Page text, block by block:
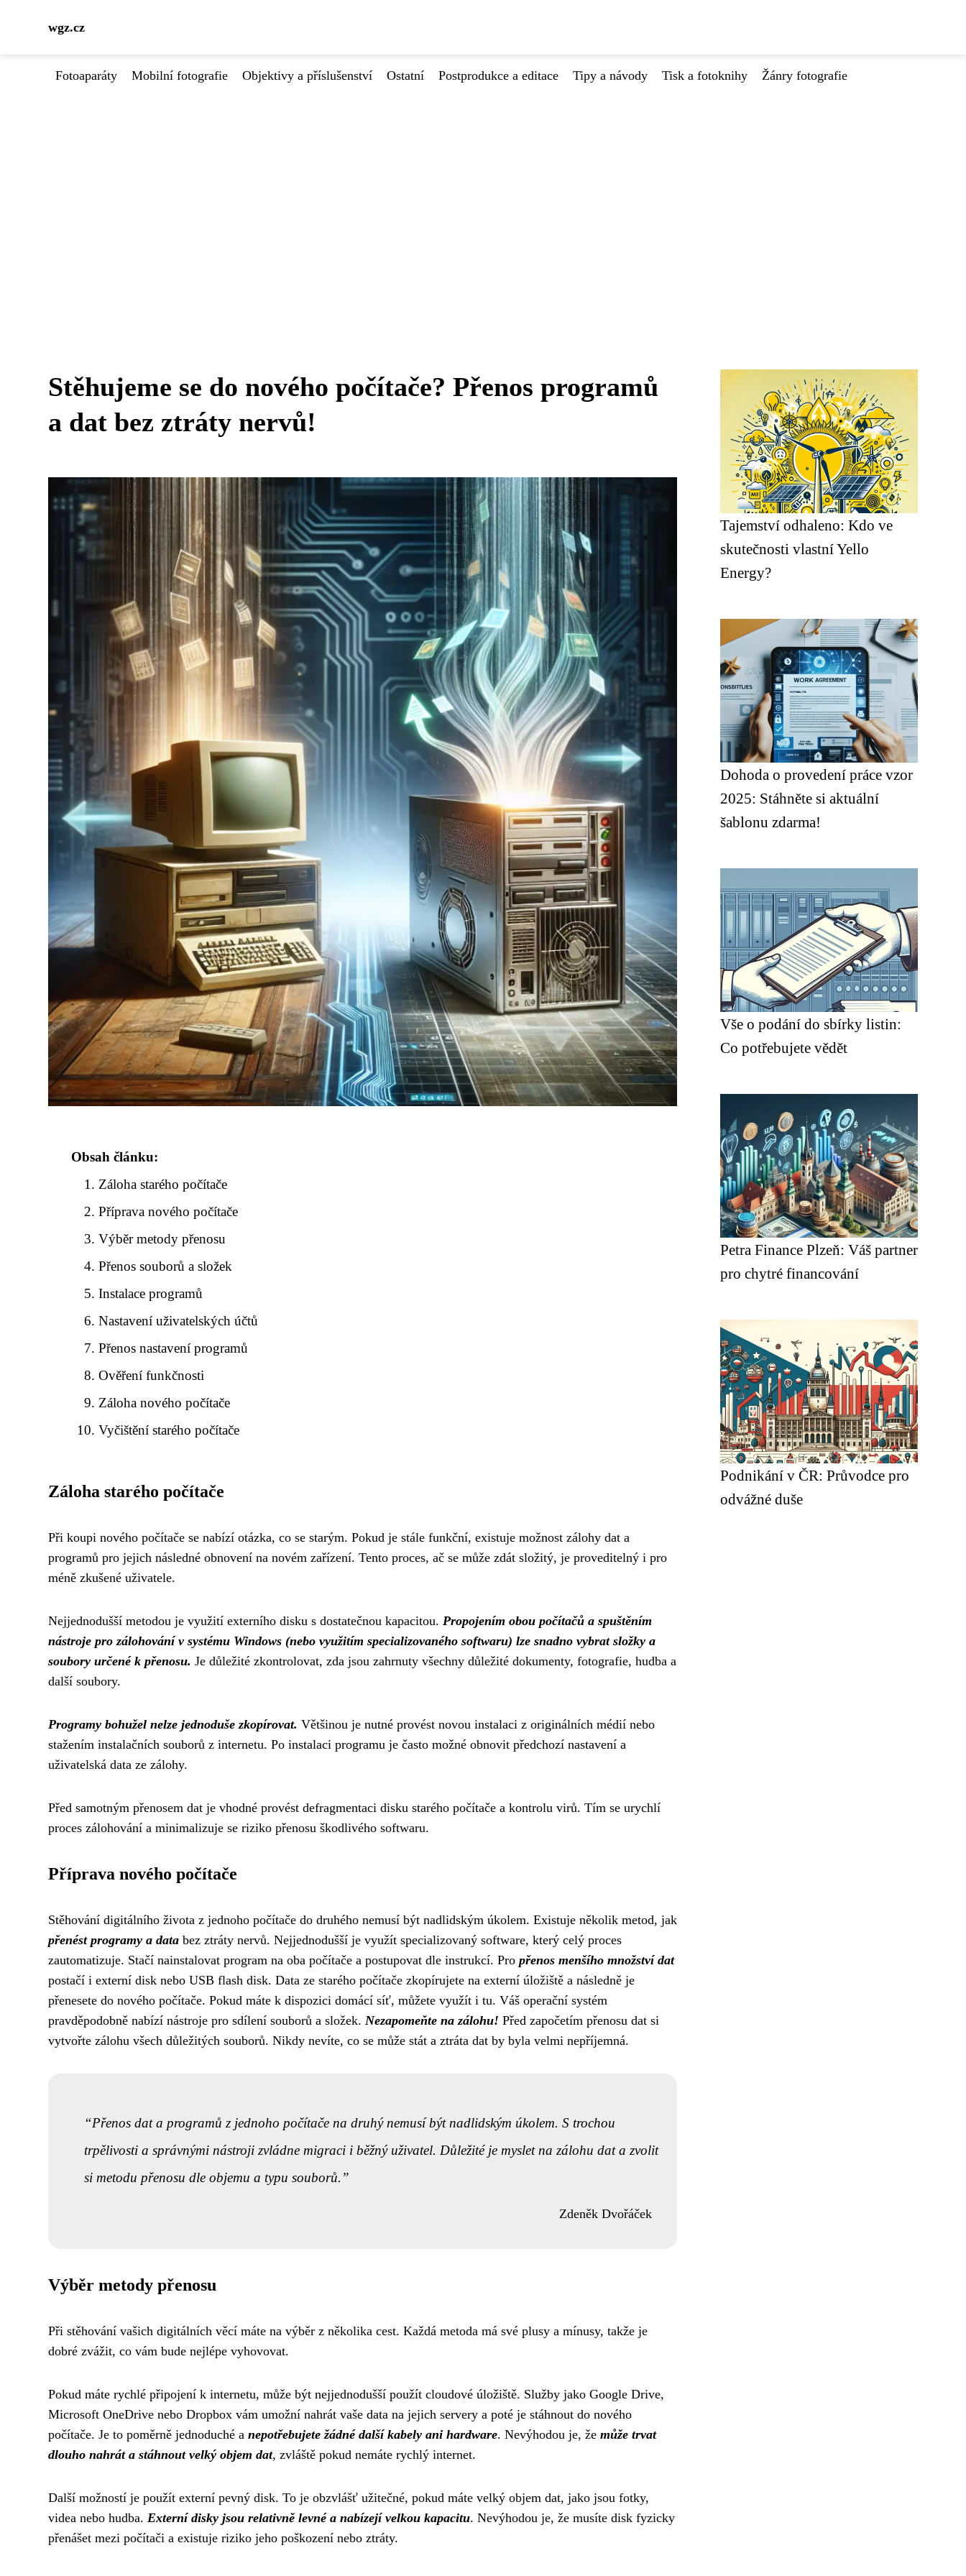
wgz.cz
Fotoaparáty Mobilní fotografie Objektivy a příslušenství Ostatní Postprodukce a editace Tipy a návody Tisk a fotoknihy Žánry fotografie
Stěhujeme se do nového počítače? Přenos programů
a dat bez ztráty nervů!
Obsah článku:
Záloha starého počítače
Příprava nového počítače
Výběr metody přenosu
Přenos souborů a složek
Instalace programů
Nastavení uživatelských účtů
Přenos nastavení programů
Ověření funkčnosti
Záloha nového počítače
Vyčištění starého počítače
Záloha starého počítače
Při koupi nového počítače se nabízí otázka, co se starým. Pokud je stále funkční, existuje možnost zálohy dat a
programů pro jejich následné obnovení na novém zařízení. Tento proces, ač se může zdát složitý, je proveditelný i pro
méně zkušené uživatele.
Nejjednodušší metodou je využití externího disku s dostatečnou kapacitou. Propojením obou počítačů a spuštěním
nástroje pro zálohování v systému Windows (nebo využitím specializovaného softwaru) lze snadno vybrat složky a
soubory určené k přenosu. Je důležité zkontrolovat, zda jsou zahrnuty všechny důležité dokumenty, fotografie, hudba a
další soubory.
Programy bohužel nelze jednoduše zkopírovat. Většinou je nutné provést novou instalaci z originálních médií nebo
stažením instalačních souborů z internetu. Po instalaci programu je často možné obnovit předchozí nastavení a
uživatelská data ze zálohy.
Před samotným přenosem dat je vhodné provést defragmentaci disku starého počítače a kontrolu virů. Tím se urychlí
proces zálohování a minimalizuje se riziko přenosu škodlivého softwaru.
Příprava nového počítače
Stěhování digitálního života z jednoho počítače do druhého nemusí být nadlidským úkolem. Existuje několik metod, jak
přenést programy a data bez ztráty nervů. Nejjednodušší je využít specializovaný software, který celý proces
zautomatizuje. Stačí nainstalovat program na oba počítače a postupovat dle instrukcí. Pro přenos menšího množství dat
postačí i externí disk nebo USB flash disk. Data ze starého počítače zkopírujete na externí úložiště a následně je
přenesete do nového počítače. Pokud máte k dispozici domácí síť, můžete využít i tu. Váš operační systém
pravděpodobně nabízí nástroje pro sdílení souborů a složek. Nezapomeňte na zálohu! Před započetím přenosu dat si
vytvořte zálohu všech důležitých souborů. Nikdy nevíte, co se může stát a ztráta dat by byla velmi nepříjemná.
Přenos dat a programů z jednoho počítače na druhý nemusí být nadlidským úkolem. S trochou
trpělivosti a správnými nástroji zvládne migraci i běžný uživatel. Důležité je myslet na zálohu dat a zvolit
si metodu přenosu dle objemu a typu souborů.
Zdeněk Dvořáček
Výběr metody přenosu
Při stěhování vašich digitálních věcí máte na výběr z několika cest. Každá metoda má své plusy a mínusy, takže je
dobré zvážit, co vám bude nejlépe vyhovovat.
Pokud máte rychlé připojení k internetu, může být nejjednodušší použít cloudové úložiště. Služby jako Google Drive,
Microsoft OneDrive nebo Dropbox vám umožní nahrát vaše data na jejich servery a poté je stáhnout do nového
počítače. Je to poměrně jednoduché a nepotřebujete žádné další kabely ani hardware. Nevýhodou je, že může trvat
dlouho nahrát a stáhnout velký objem dat, zvláště pokud nemáte rychlý internet.
Další možností je použít externí pevný disk. To je obzvlášť užitečné, pokud máte velký objem dat, jako jsou fotky,
videa nebo hudba. Externí disky jsou relativně levné a nabízejí velkou kapacitu. Nevýhodou je, že musíte disk fyzicky
přenášet mezi počítači a existuje riziko jeho poškození nebo ztráty.
Tajemství odhaleno: Kdo ve
skutečnosti vlastní Yello
Energy?
Dohoda o provedení práce vzor
2025: Stáhněte si aktuální
šablonu zdarma!
Vše o podání do sbírky listin:
Co potřebujete vědět
Petra Finance Plzeň: Váš partner
pro chytré financování
Podnikání v ČR: Průvodce pro
odvážné duše